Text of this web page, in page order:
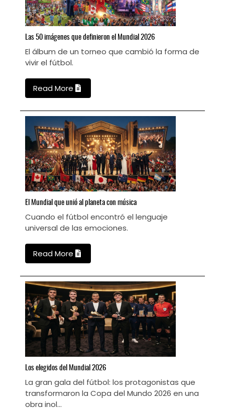
Las 50 imágenes que definieron el Mundial 2026
El álbum de un torneo que cambió la forma de
vivir el fútbol.
Read More
El Mundial que unió al planeta con música
Cuando el fútbol encontró el lenguaje
universal de las emociones.
Read More
Los elegidos del Mundial 2026
La gran gala del fútbol: los protagonistas que
transformaron la Copa del Mundo 2026 en una
obra inol...